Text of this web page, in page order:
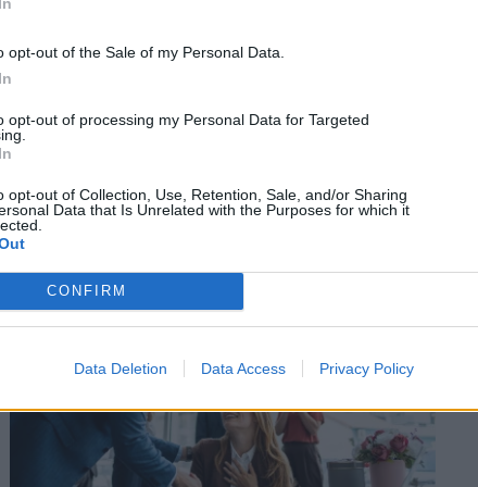
opt-out of the Sale of my Personal Data.
opt-out of processing my Personal Data for Targeted
opt-out of Collection, Use, Retention, Sale, and/or Sharing
Data that Is Unrelated with the Purposes for which it
CONFIRM
Data Deletion Data Access Privacy Policy
érdekével. Vagy esetleg a pénztárszféra,
veszteséget, és aztán a (z
azonban közpénzből csak bankrendszert